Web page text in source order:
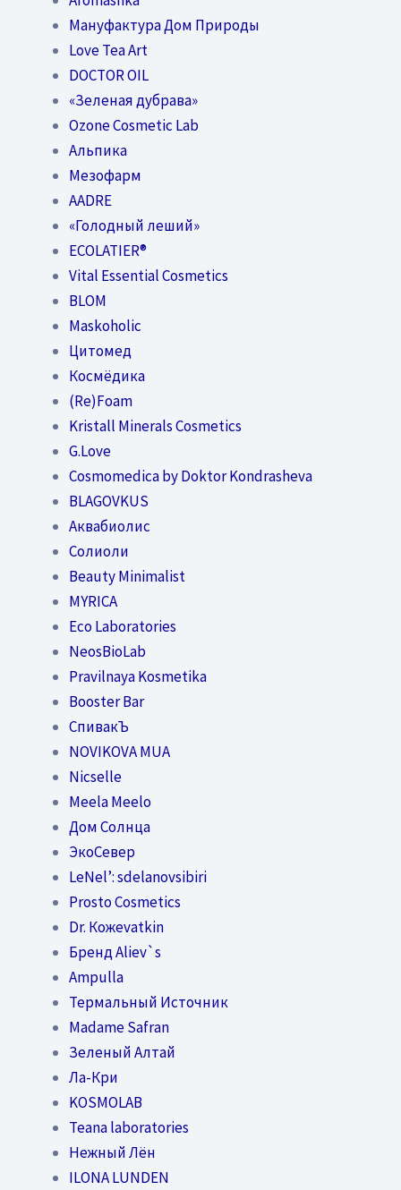
Мануфактура Дом Природы
Love Tea Art
DOCTOR OIL
«Зеленая дубрава»
Ozone Cosmetic Lab
Альпика
Мезофарм
AADRE
«Голодный леший»
EСОLATIER®
Vital Essential Cosmetics
BLOM
Maskoholic
Цитомед
Космёдика
(Re)Foam
Kristall Minerals Cosmetics
G.Love
Cosmomedica by Doktor Kondrasheva
BLAGOVKUS
Аквабиолис
Солиоли
Beauty Minimalist
MYRICA
Eco Laboratories
NeosBioLab
Pravilnaya Kosmetika
Booster Bar
СпивакЪ
NOVIKOVA MUA
Nicselle
Meela Meelo
Дом Солнца
ЭкоСевер
LeNel’: sdelanovsibiri
Prosto Cosmetics
Dr. Кожеvatkin
Бренд Aliev`s
Ampulla
Термальный Источник
Madame Safran
Зеленый Алтай
Ла-Кри
KOSMOLAB
Teana laboratories
Нежный Лён
ILONA LUNDEN